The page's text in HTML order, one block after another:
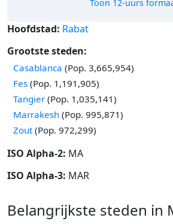
Toon 12-uurs
Hoofdstad: Rabat
Grootste steden:
Casablanca (Pop. 3,665,954)
Fes (Pop. 1,191,905)
Tangier (Pop. 1,035,141)
Marrakesh (Pop. 995,871)
Zout(Pop. 972,299)
ISO Alpha-2: MA
ISO Alpha-3: MAR
Belangrijkste steden in